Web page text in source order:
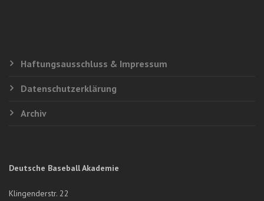
Haftungsausschluss & Impressum
Datenschutzerklärung
Archiv
Deutsche Baseball Akademie
Klingenderstr. 22